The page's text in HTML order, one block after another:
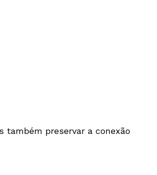
também preservar a conexão